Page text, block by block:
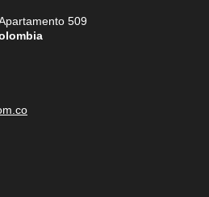
509